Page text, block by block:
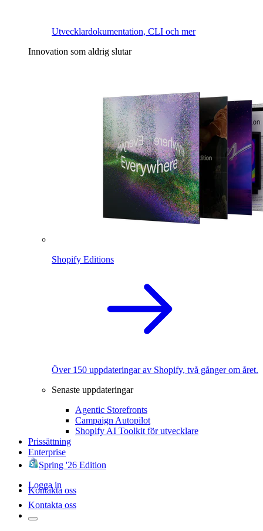
Utvecklardokumentation, CLI och mer
Innovation som aldrig slutar
Shopify Editions
Över 150 uppdateringar av Shopify, två gånger om året.
Senaste uppdateringar
Agentic Storefronts
Campaign Autopilot
Shopify AI Toolkit för utvecklare
Prissättning
Enterprise
Spring '26 Edition
Logga in
Kontakta oss
Kontakta oss